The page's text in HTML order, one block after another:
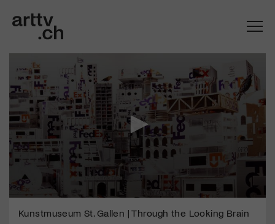
seconds
Kunstmuseum St. Gallen | Through the Looking Brain
Mach mit: «Be Part of the Art»!